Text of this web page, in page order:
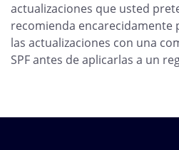
actualizaciones que usted
recomienda
las actualizaciones con una
SPF antes de aplicarlas a un